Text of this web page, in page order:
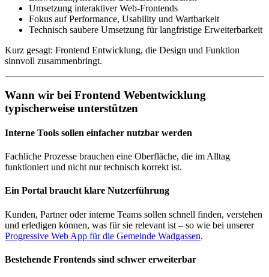
Umsetzung interaktiver Web-Frontends
Fokus auf Performance, Usability und Wartbarkeit
Technisch saubere Umsetzung für langfristige Erweiterbarkeit
Kurz gesagt: Frontend Entwicklung, die Design und Funktion
sinnvoll zusammenbringt.
Wann wir bei Frontend Webentwicklung
typischerweise unterstützen
Interne Tools sollen einfacher nutzbar werden
Fachliche Prozesse brauchen eine Oberfläche, die im Alltag
funktioniert und nicht nur technisch korrekt ist.
Ein Portal braucht klare Nutzerführung
Kunden, Partner oder interne Teams sollen schnell finden, verstehen
und erledigen können, was für sie relevant ist – so wie bei unserer
Progressive Web App für die Gemeinde Wadgassen.
Bestehende Frontends sind schwer erweiterbar